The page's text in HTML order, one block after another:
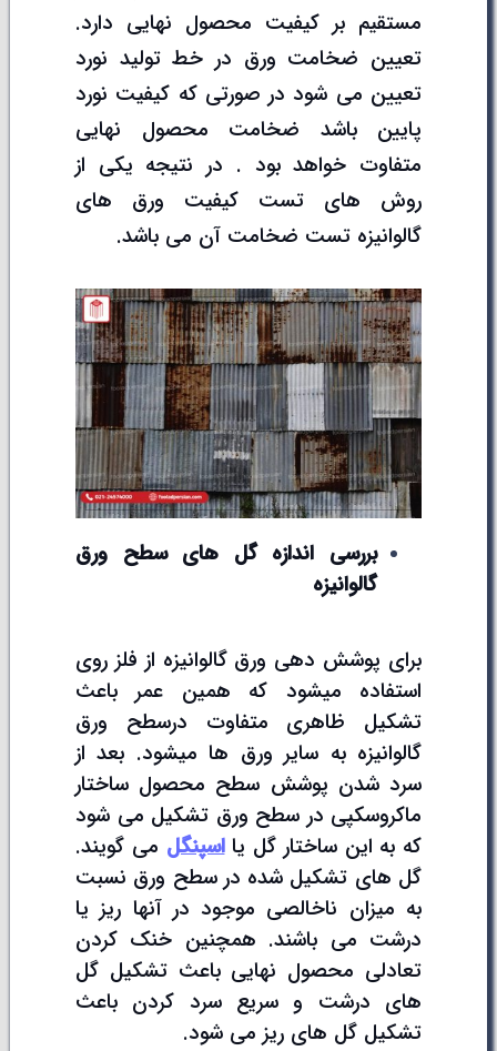
مستقیم بر کیفیت محصول نهایی دارد.
تعیین ضخامت ورق در خط تولید نورد
تعیین می شود در صورتی که کیفیت نورد
پایین باشد ضخامت محصول نهایی
متفاوت خواهد بود . در نتیجه یکی از
روش های تست کیفیت ورق های
گالوانیزه تست ضخامت آن می باشد.
بررسی اندازه گل های سطح ورق
گالوانیزه
برای پوشش دهی ورق گالوانیزه از فلز روی
استفاده میشود که همین عمر باعث
تشکیل ظاهری متفاوت درسطح ورق
گالوانیزه به سایر ورق ها میشود. بعد از
سرد شدن پوشش سطح محصول ساختار
ماکروسکپی در سطح ورق تشکیل می شود
که به این ساختار گل یا اسپنگل می گویند.
گل های تشکیل شده در سطح ورق نسبت
به میزان ناخالصی موجود در آنها ریز یا
درشت می باشند. همچنین خنک کردن
تعادلی محصول نهایی باعث تشکیل گل
های درشت و سریع سرد کردن باعث
تشکیل گل های ریز می شود.